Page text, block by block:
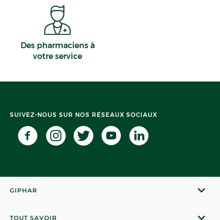
Des pharmaciens à
votre service
SUIVEZ-NOUS SUR NOS RÉSEAUX SOCIAUX
GIPHAR
TOUT SAVOIR